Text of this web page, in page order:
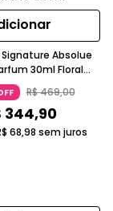
Absolue
30ml Floral
Frutal Frasco
Montblanc
R$469,00
344,90
68,98 sem juros